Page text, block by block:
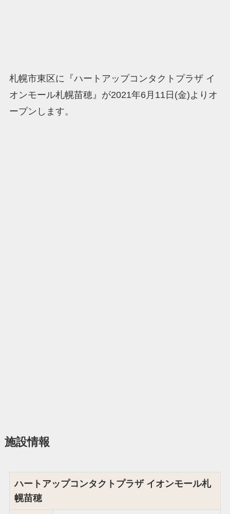
札幌市東区に『ハートアップコンタクトプラザ イ
オンモール札幌苗穂』が2021年6月11日(金)よりオ
ープンします。
施設情報
ハートアップコンタクトプラザ イオンモール札
幌苗穂